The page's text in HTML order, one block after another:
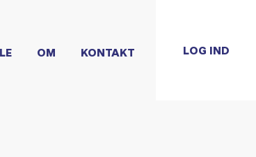
OM KONTAKT LOG IND